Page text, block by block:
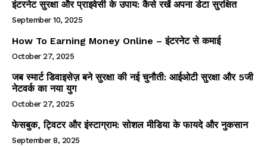
इंटरनेट सुरक्षा और प्राइवेसी के उपाय: कैसे रखें अपना डेटा सुरक्षित
September 10, 2025
How To Earning Money Online – इंटरनेट से कमाई
October 27, 2025
जब स्मार्ट डिवाइसेज़ बने सुरक्षा की नई चुनौती: आईओटी सुरक्षा और 5जी
नेटवर्क का नया युग
October 27, 2025
फेसबुक, ट्विटर और इंस्टाग्राम: सोशल मीडिया के फायदे और नुकसान
September 8, 2025